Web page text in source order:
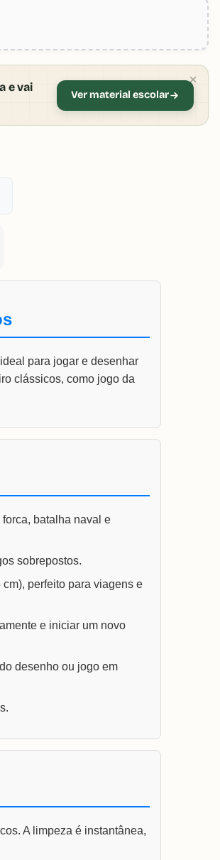
e vai
Ver material escolar
para jogar e desenhar
clássicos, como jogo da
batalha naval e
sobrepostos.
perfeito para viagens e
e iniciar um novo
desenho ou jogo em
A limpeza é instantânea,